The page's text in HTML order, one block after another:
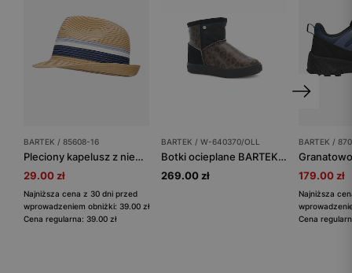
BARTEK / 85608-16
Pleciony kapelusz z niebiesko-białymi paskami BARTEK 85608-16
29.00 zł
Najniższa cena z 30 dni przed
wprowadzeniem obniżki: 39.00 zł
Cena regularna: 39.00 zł
BARTEK / W-640370/OLL
Botki ocieplane BARTEK W-640370/OLL, dla dziewcząt, czarno-brązowy
269.00 zł
BARTEK /
179.00 zł
Najniższa
Cena